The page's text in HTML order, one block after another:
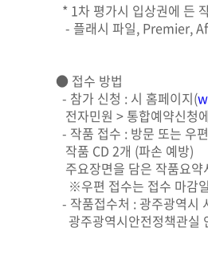
* 1차 평가시 입상권에 든
- 플래시 파일, Premier,
● 접수 방법
- 참가 신청 : 시 홈페이지(
전자민원 > 통합예약신청
- 작품 접수 : 방문 또는 우편
작품 CD 2개 (파손 예방)
주요장면을 담은 작품요약
※우편 접수는 접수 마감
- 작품접수처 : 광주광역시
광주광역시안전정책관실